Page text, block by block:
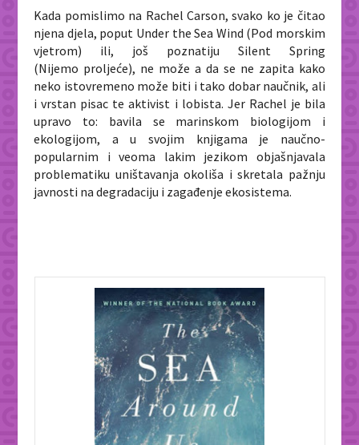
Kada pomislimo na Rachel Carson, svako ko je čitao
njena djela, poput Under the Sea Wind (Pod morskim
vjetrom) ili, još poznatiju Silent Spring
(Nijemo proljeće), ne može a da se ne zapita kako
neko istovremeno može biti i tako dobar naučnik, ali
i vrstan pisac te aktivist i lobista. Jer Rachel je bila
upravo to: bavila se marinskom biologijom i
ekologijom, a u svojim knjigama je naučno-
popularnim i veoma lakim jezikom objašnjavala
problematiku uništavanja okoliša i skretala pažnju
javnosti na degradaciju i zagađenje ekosistema.